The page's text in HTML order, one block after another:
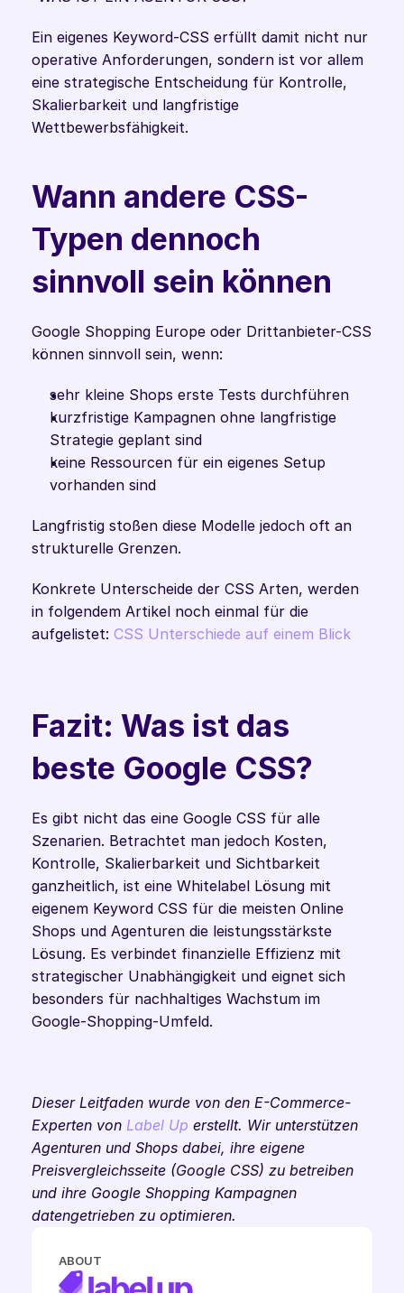
Ein eigenes Keyword-CSS erfüllt damit nicht nur
operative Anforderungen, sondern ist vor allem
eine strategische Entscheidung für Kontrolle,
Skalierbarkeit und langfristige
Wettbewerbsfähigkeit.
Wann andere CSS-
Typen dennoch
sinnvoll sein können
Google Shopping Europe oder Drittanbieter-CSS
können sinnvoll sein, wenn:
sehr kleine Shops erste Tests durchführen
kurzfristige Kampagnen ohne langfristige
Strategie geplant sind
keine Ressourcen für ein eigenes Setup
vorhanden sind
Langfristig stoßen diese Modelle jedoch oft an
strukturelle Grenzen.
Konkrete Unterscheide der CSS Arten, werden
in folgendem Artikel noch einmal für die
aufgelistet: CSS Unterschiede auf einem Blick
Fazit: Was ist das
beste Google CSS?
Es gibt nicht das eine Google CSS für alle
Szenarien. Betrachtet man jedoch Kosten,
Kontrolle, Skalierbarkeit und Sichtbarkeit
ganzheitlich, ist eine Whitelabel Lösung mit
eigenem Keyword CSS für die meisten Online
Shops und Agenturen die leistungsstärkste
Lösung. Es verbindet finanzielle Effizienz mit
strategischer Unabhängigkeit und eignet sich
besonders für nachhaltiges Wachstum im
Google-Shopping-Umfeld.
Dieser Leitfaden wurde von den E-Commerce-
Experten von Label Up erstellt. Wir unterstützen
Agenturen und Shops dabei, ihre eigene
Preisvergleichsseite (Google CSS) zu betreiben
und ihre Google Shopping Kampagnen
datengetrieben zu optimieren.
ABOUT